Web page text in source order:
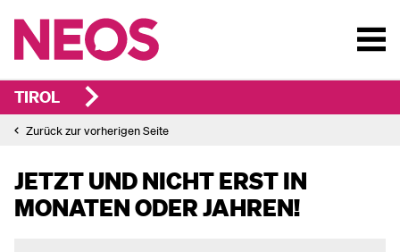
TIROL
Zurück zur vorherigen Seite
JETZT UND NICHT ERST IN
MONATEN ODER JAHREN!